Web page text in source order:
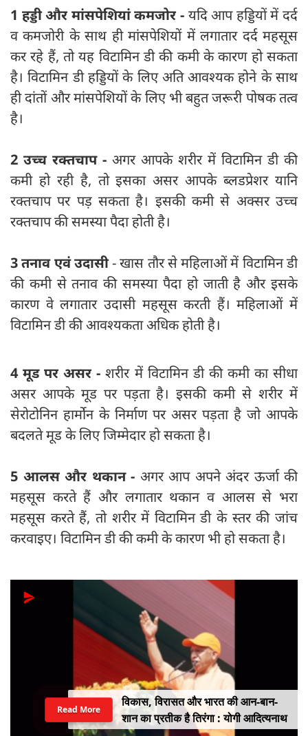
1 हड्डी और मांसपेशि‍यां कमजोर - यदि आप हड्ड‍ियों में दर्द
व कमजोरी के साथ ही मांसपेशि‍यों में लगातार दर्द महसूस
कर रहे हैं, तो यह विटामिन डी की कमी के कारण हो सकता
है। विटामिन डी हड्ड‍ि‍यों के लिए अति आवश्यक होने के साथ
ही दांतों और मांसपेशि‍यों के लिए भी बहुत जरूरी पोषक तत्व
है।
2 उच्च रक्तचाप - अगर आपके शरीर में विटामिन डी की
कमी हो रही है, तो इसका असर आपके ब्लडप्रेशर यानि
रक्तचाप पर पड़ सकता है। इसकी कमी से अक्सर उच्च
रक्तचाप की समस्या पैदा होती है।
3 तनाव एवं उदासी- खास तौर से महिलाओं में विटामिन डी
की कमी से तनाव की समस्या पैदा हो जाती है और इसके
कारण वे लगातार उदासी महसूस करती हैं। महिलाओं में
विटामिन डी की आवश्यकता अधि‍क होती है।
4 मूड पर असर - शरीर में विटामिन डी की कमी का सीधा
असर आपके मूड पर पड़ता है। इसकी कमी से शरीर में
सेरोटोनिन हार्मोन के निर्माण पर असर पड़ता है जो आपके
बदलते मूड के लिए जिम्मेदार हो सकता है।
5 आलस और थकान - अगर आप अपने अंदर ऊर्जा की
महसूस करते हैं और लगातार थकान व आलस से भरा
महसूस करते हैं, तो शरीर में विटामिन डी के स्तर की जांच
करवाइए। विटामिन डी की कमी के कारण भी हो सकता है।
विकास, विरासत और भारत की आन-बान-
शान का प्रतीक है तिरंगा : योगी आदित्यनाथ
Read More